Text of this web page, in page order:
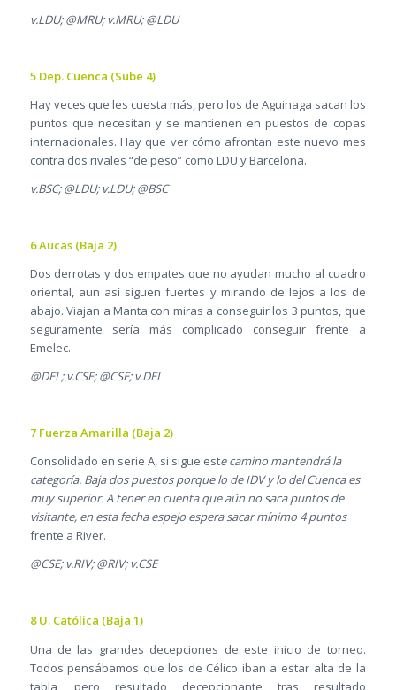
v.LDU; @MRU; v.MRU; @LDU
5 Dep. Cuenca (Sube 4)
Hay veces que les cuesta más, pero los de Aguinaga sacan los
puntos que necesitan y se mantienen en puestos de copas
internacionales. Hay que ver cómo afrontan este nuevo mes
contra dos rivales “de peso” como LDU y Barcelona.
v.BSC; @LDU; v.LDU; @BSC
6 Aucas (Baja 2)
Dos derrotas y dos empates que no ayudan mucho al cuadro
oriental, aun así siguen fuertes y mirando de lejos a los de
abajo. Viajan a Manta con miras a conseguir los 3 puntos, que
seguramente sería más complicado conseguir frente a
Emelec.
@DEL; v.CSE; @CSE; v.DEL
7 Fuerza Amarilla (Baja 2)
Consolidado en serie A, si sigue este camino mantendrá la
categoría. Baja dos puestos porque lo de IDV y lo del Cuenca es
muy superior. A tener en cuenta que aún no saca puntos de
visitante, en esta fecha espejo espera sacar mínimo 4 puntos
frente a River.
@CSE; v.RIV; @RIV; v.CSE
8 U. Católica (Baja 1)
Una de las grandes decepciones de este inicio de torneo.
Todos pensábamos que los de Célico iban a estar alta de la
tabla, pero resultado decepcionante tras resultado